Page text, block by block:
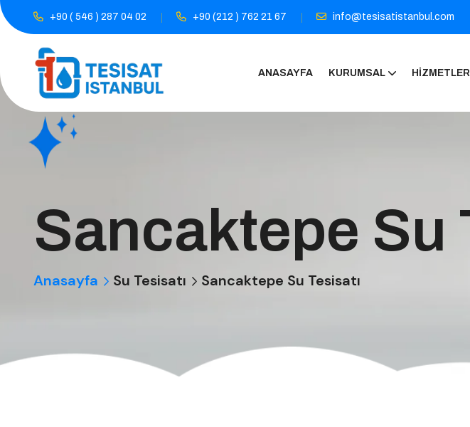
+90 ( 546 ) 287 04 02 +90 (212 ) 762 21 67 info@tesisatistanbul.com
ANASAYFA KURUMSAL
Sancaktepe Su
Anasayfa Su Tesisatı Sancaktepe Su Tesisatı